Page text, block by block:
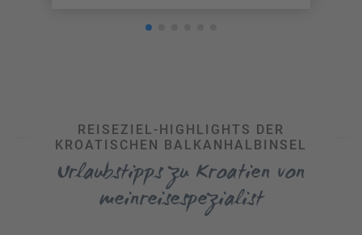
REISEZIEL-HIGHLIGHTS DER
KROATISCHEN BALKANHALBINSEL
Urlaubstipps zu Kroatien von
meinreisespezialist